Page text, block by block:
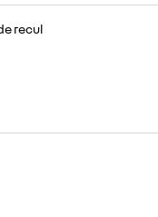
recul